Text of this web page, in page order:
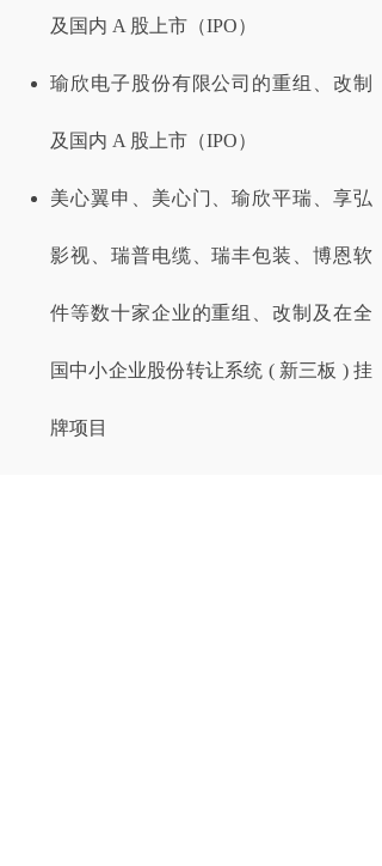
及国内 A 股上市（IPO）
瑜欣电子股份有限公司的重组、改制
及国内 A 股上市（IPO）
美心翼申、美心门、瑜欣平瑞、享弘
影视、瑞普电缆、瑞丰包装、博恩软
件等数十家企业的重组、改制及在全
国中小企业股份转让系统 ( 新三板 ) 挂
牌项目